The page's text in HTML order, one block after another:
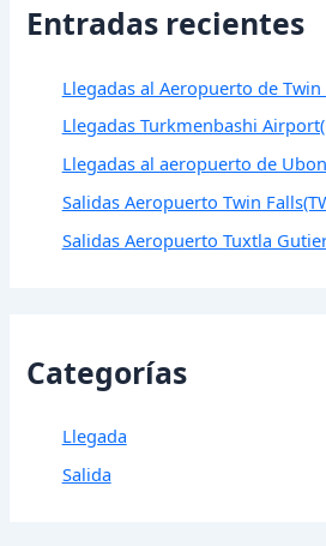
Entradas recientes
Llegadas al Aeropuerto de Twin
Llegadas Turkmenbashi
Llegadas al aeropuerto de
Salidas Aeropuerto Twin
Salidas Aeropuerto Tuxtla
Categorías
Llegada
Salida